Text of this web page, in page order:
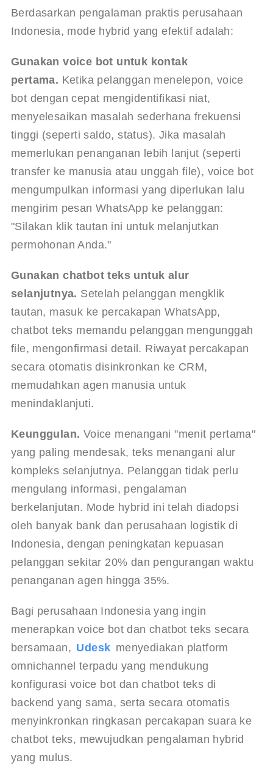
Berdasarkan pengalaman praktis perusahaan
Indonesia, mode hybrid yang efektif adalah:
Gunakan voice bot untuk kontak
pertama. Ketika pelanggan menelepon, voice
bot dengan cepat mengidentifikasi niat,
menyelesaikan masalah sederhana frekuensi
tinggi (seperti saldo, status). Jika masalah
memerlukan penanganan lebih lanjut (seperti
transfer ke manusia atau unggah file), voice bot
mengumpulkan informasi yang diperlukan lalu
mengirim pesan WhatsApp ke pelanggan:
"Silakan klik tautan ini untuk melanjutkan
permohonan Anda."
Gunakan chatbot teks untuk alur
selanjutnya. Setelah pelanggan mengklik
tautan, masuk ke percakapan WhatsApp,
chatbot teks memandu pelanggan mengunggah
file, mengonfirmasi detail. Riwayat percakapan
secara otomatis disinkronkan ke CRM,
memudahkan agen manusia untuk
menindaklanjuti.
Keunggulan. Voice menangani "menit pertama"
yang paling mendesak, teks menangani alur
kompleks selanjutnya. Pelanggan tidak perlu
mengulang informasi, pengalaman
berkelanjutan. Mode hybrid ini telah diadopsi
oleh banyak bank dan perusahaan logistik di
Indonesia, dengan peningkatan kepuasan
pelanggan sekitar 20% dan pengurangan waktu
penanganan agen hingga 35%.
Bagi perusahaan Indonesia yang ingin
menerapkan voice bot dan chatbot teks secara
bersamaan, Udesk menyediakan platform
omnichannel terpadu yang mendukung
konfigurasi voice bot dan chatbot teks di
backend yang sama, serta secara otomatis
menyinkronkan ringkasan percakapan suara ke
chatbot teks, mewujudkan pengalaman hybrid
yang mulus.